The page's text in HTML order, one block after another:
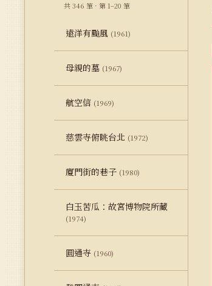
共 346 筆 · 第 1–20 筆
遠洋有颱風 (1961)
母親的墓 (1967)
航空信 (1969)
慈雲寺俯眺台北 (1972)
廈門街的巷子 (1980)
白玉苦瓜：故宮博物院所藏
(1974)
圓通寺 (1960)